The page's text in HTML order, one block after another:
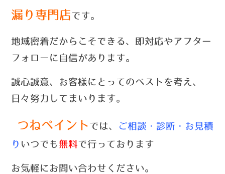
漏り専門店です。
地域密着だからこそできる、即対応やアフター
フォローに自信があります。
誠心誠意、お客様にとってのベストを考え、
日々努力してまいります。
つねペイント では、
ご相談・診断・お見積
り いつでも 無料で行っております
お気軽にお問い合わせください。